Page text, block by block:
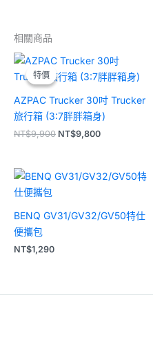
相關商品
特價
特價
AZPAC Trucker 30吋 Trucker
旅行箱 (3:7胖胖箱身)
NT$9,900
原
始
價
NT$9,900。
NT$9,800
目
前
價
NT$9,800。
BENQ GV31/GV32/GV50特仕
便攜包
NT$1,290